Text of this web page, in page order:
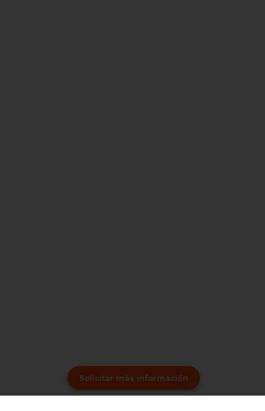
Solicitar más información